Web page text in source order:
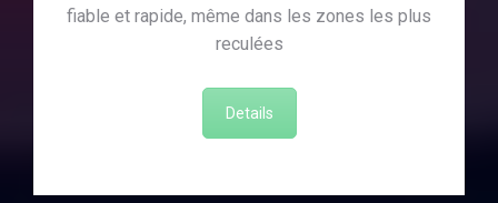
fiable et rapide, même dans les zones les plus
reculées
Details